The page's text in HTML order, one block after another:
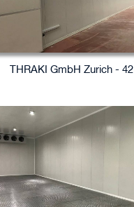
THRAKI GmbH Zurich - 42